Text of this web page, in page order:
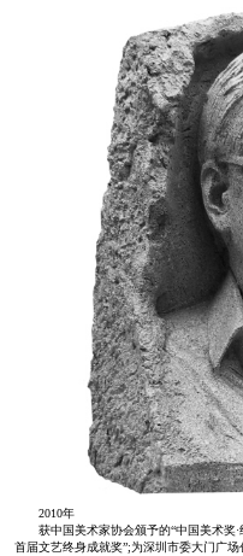
2010年
获中国美术家协会颁予的“中国美术奖·
首届文艺终身成就奖”;为深圳市委大门广